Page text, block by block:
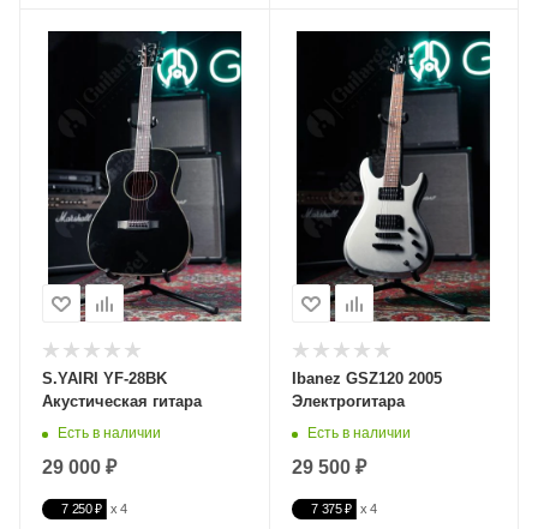
S.YAIRI YF-28BK
Акустическая гитара
Есть в наличии
29 000 ₽
7 250 ₽
Ibanez GSZ120 2005
Электрогитара
Есть в наличии
29 500 ₽
7 375 ₽